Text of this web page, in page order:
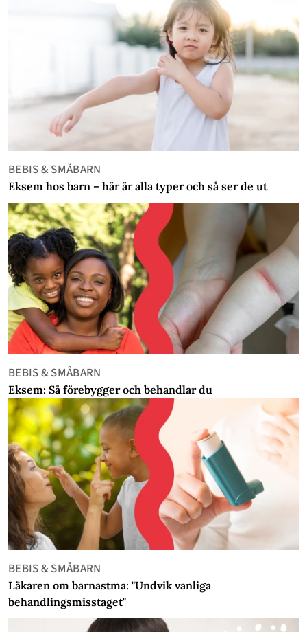
BEBIS & SMÅBARN
Eksem hos barn – här är alla typer och så ser de ut
BEBIS & SMÅBARN
Eksem: Så förebygger och behandlar du
BEBIS & SMÅBARN
Läkaren om barnastma: "Undvik vanliga
behandlingsmisstaget"